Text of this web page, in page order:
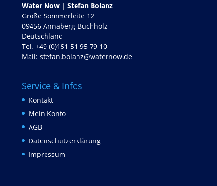
Water Now | Stefan Bolanz
Große Sommerleite 12
09456 Annaberg-Buchholz
Deutschland
Tel. +49 (0)151 51 95 79 10
Mail: stefan.bolanz@waternow.de
Service & Infos
Kontakt
Mein Konto
AGB
Datenschutzerklärung
Impressum